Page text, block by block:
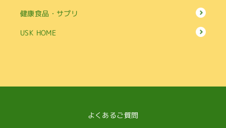
健康食品・サプリ
USK HOME
よくあるご質問